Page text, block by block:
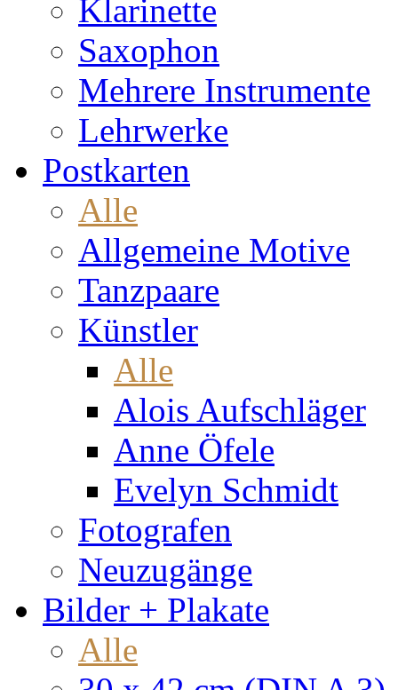
Klarinette
Saxophon
Mehrere Instrumente
Lehrwerke
Postkarten
Alle
Allgemeine Motive
Tanzpaare
Künstler
Alle
Alois Aufschläger
Anne Öfele
Evelyn Schmidt
Fotografen
Neuzugänge
Bilder + Plakate
Alle